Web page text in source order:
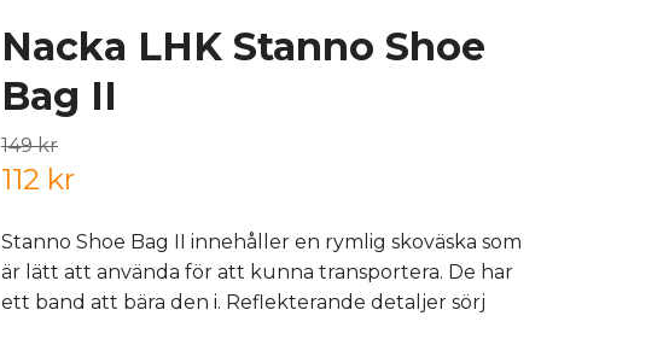
Nacka LHK Stanno Shoe
Bag II
149 kr
112 kr
Stanno Shoe Bag II innehåller en rymlig skoväska som
är lätt att använda för att kunna transportera. De har
ett band att bära den i. Reflekterande detaljer sörj